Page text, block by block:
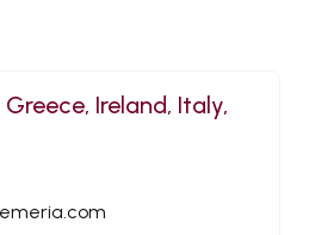
Ireland, Italy,